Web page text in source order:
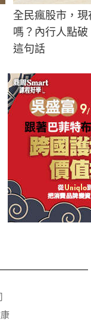
全民瘋股市，
嗎？內行人點
這句話